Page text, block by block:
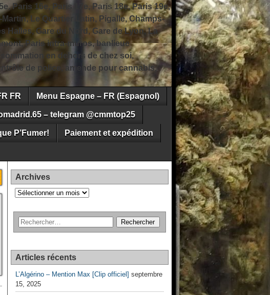
Paris 16e, Paris 17e, Paris 18e, Paris 19e,
Le Quartier Latin, Pigalle, Champs-
Halles, Gare du Nord, Gare de Lyon, La
Paris intra-muros, banlieue
en dehors de chez soi,
de police, amende pour cannabis,
FR Menu Espagne – FR (Espagnol)
– telegram @cmmtop25
P’Fumer! Paiement et expédition
Archives
Archives
Articles récents
L’Algérino – Mention Max [Clip officiel] septembre
15, 2025